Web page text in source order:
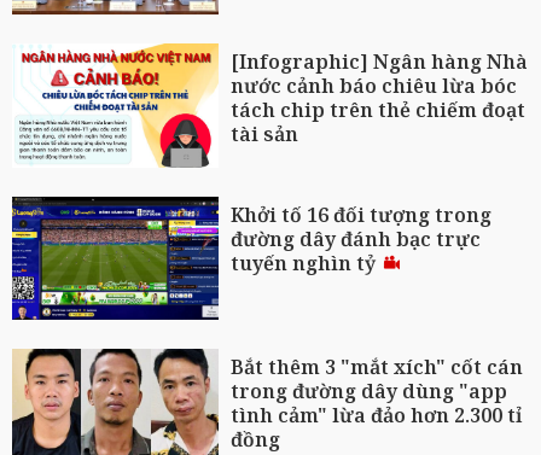
[Infographic] Ngân hàng Nhà
nước cảnh báo chiêu lừa bóc
tách chip trên thẻ chiếm đoạt
tài sản
Khởi tố 16 đối tượng trong
đường dây đánh bạc trực
tuyến nghìn tỷ
Bắt thêm 3 "mắt xích" cốt cán
trong đường dây dùng "app
tình cảm" lừa đảo hơn 2.300 tỉ
đồng